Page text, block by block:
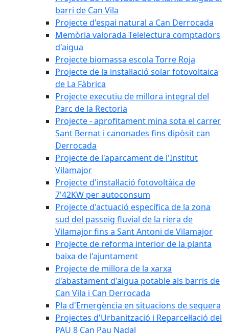
barri de Can Vila
Projecte d'espai natural a Can Derrocada
Memòria valorada Telelectura comptadors
d'aigua
Projecte biomassa escola Torre Roja
Projecte de la instal·lació solar fotovoltaica
de La Fàbrica
Projecte executiu de millora integral del
Parc de la Rectoria
Projecte - aprofitament mina sota el carrer
Sant Bernat i canonades fins dipòsit can
Derrocada
Projecte de l'aparcament de l'Institut
Vilamajor
Projecte d'instal·lació fotovoltàica de
7'42KW per autoconsum
Projecte d'actuació específica de la zona
sud del passeig fluvial de la riera de
Vilamajor fins a Sant Antoni de Vilamajor
Projecte de reforma interior de la planta
baixa de l'ajuntament
Projecte de millora de la xarxa
d'abastament d'aigua potable als barris de
Can Vila i Can Derrocada
Pla d'Emergència en situacions de sequera
Projectes d'Urbanització i Reparcel·lació del
PAU 8 Can Pau Nadal